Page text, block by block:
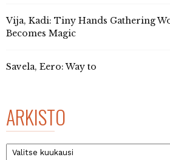
Vija, Kadi: Tiny Hands Gathering
Becomes Magic
Savela, Eero: Way to
ARKISTO
Arkisto